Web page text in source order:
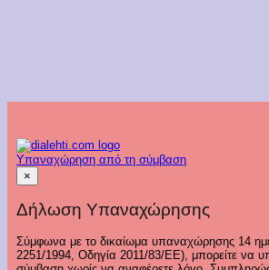
Υπαναχώρηση από τη σύμβαση
×
Δήλωση Υπαναχώρησης
Σύμφωνα με το δικαίωμα υπαναχώρησης 14
2251/1994, Οδηγία 2011/83/ΕΕ), μπορείτε να